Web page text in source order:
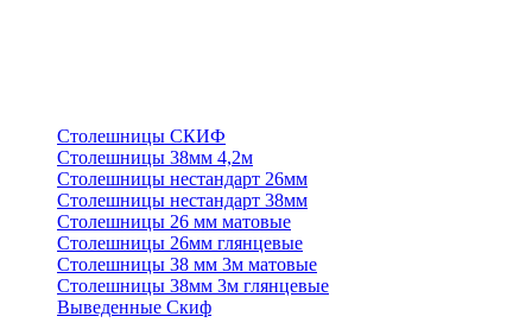
Столешницы СКИФ
Столешницы 38мм 4,2м
Столешницы нестандарт 26мм
Столешницы нестандарт 38мм
Столешницы 26 мм матовые
Столешницы 26мм глянцевые
Столешницы 38 мм 3м матовые
Столешницы 38мм 3м глянцевые
Выведенные Скиф